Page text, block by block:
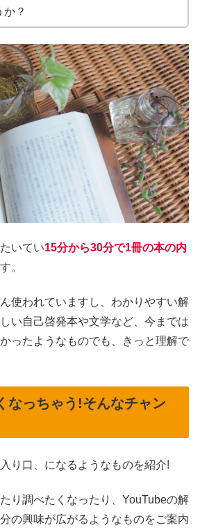
か？
いてい15分から30分で1冊の本の内
。
使われていますし、わかりやすい解
い自己啓発本や文学など、今までは
ったようなものでも、きっと理解で
なっちゃう!そんなチャン
り口、になるようなものを紹介!
り調べたくなったり、YouTubeの解
の興味が広がるようなものをご案内